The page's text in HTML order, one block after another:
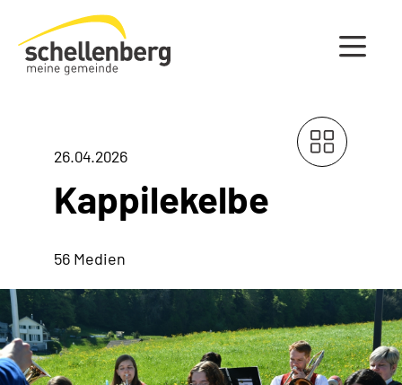
Gemeinde Schellenberg Startseite
26.04.2026
Kappilekelbe
56 Medien